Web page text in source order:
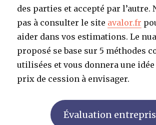
des parties et accepté par l’autre.
pas à consulter le site avalor.fr
aider dans vos estimations. Le
proposé se base sur 5 méthodes
utilisées et vous donnera une idée
prix de cession à envisager.
Évaluation